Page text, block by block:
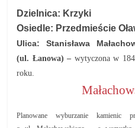
Dzielnica: Krzyki
Osiedle: Przedmieście
Ulica: Stanisława
(ul. Łanowa) – wytyczona w
roku.
Planowane wyburzanie kamienic